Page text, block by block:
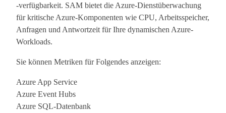
‑verfügbarkeit. SAM bietet die Azure-Dienstüberwachung
für kritische Azure-Komponenten wie CPU, Arbeitsspeicher,
Anfragen und Antwortzeit für Ihre dynamischen Azure-
Workloads.
Sie können Metriken für Folgendes anzeigen:
Azure App Service
Azure Event Hubs
Azure SQL-Datenbank